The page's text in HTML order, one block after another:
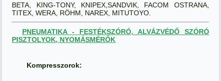
BETA, KING-TONY, KNIPEX,SANDVIK, FACOM OSTRANA,
TITEX, WERA, RÖHM, NAREX, MITUTOYO.
PNEUMATIKA - FESTÉKSZÓRÓ, ALVÁZVÉDŐ SZÓRÓ
PISZTOLYOK, NYOMÁSMÉRŐK
Kompresszorok: